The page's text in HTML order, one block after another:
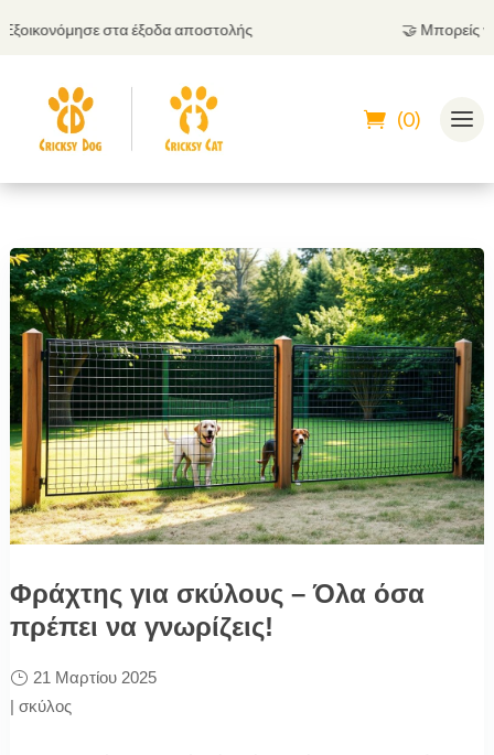
στα έξοδα αποστολής Μπορείς να
(0)
Φράχτης για σκύλους – Όλα όσα
πρέπει να γνωρίζεις!
21 Μαρτίου 2025
| σκύλος